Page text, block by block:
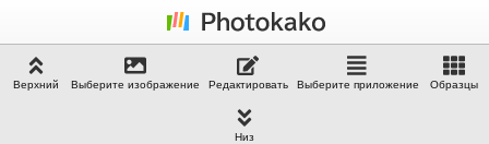
Верхний Выберите изображение Редактировать Выберите приложение Образцы
Низ